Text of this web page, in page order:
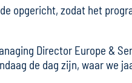
opgericht, zodat het
Director Europe &
de dag zijn, waar we